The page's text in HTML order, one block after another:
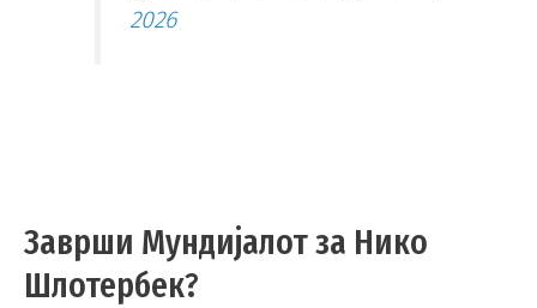
2026
Заврши Мундијалот за Нико
Шлотербек?